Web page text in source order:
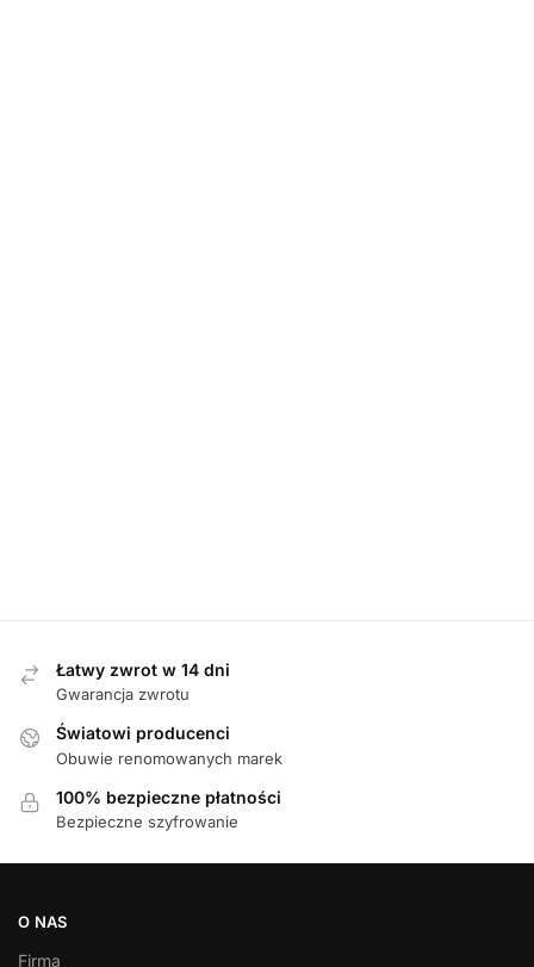
Łatwy zwrot w 14 dni
Gwarancja zwrotu
Światowi producenci
Obuwie renomowanych marek
100% bezpieczne płatności
Bezpieczne szyfrowanie
O NAS
Firma